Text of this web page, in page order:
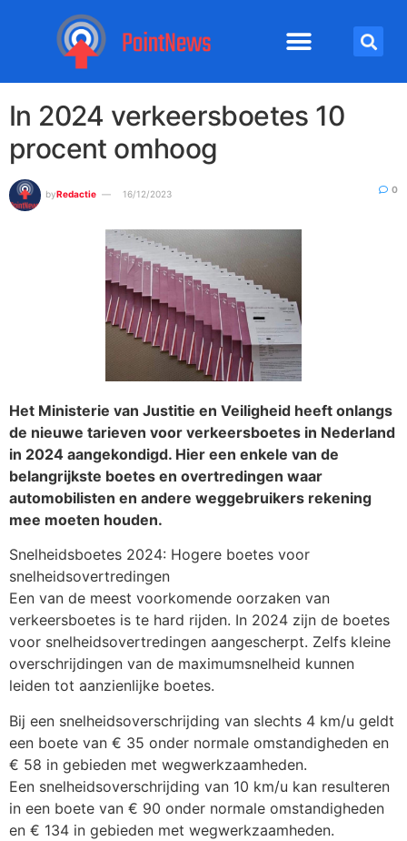
In 2024 verkeersboetes 10
procent omhoog
byRedactie 16/12/2023 0
Het Ministerie van Justitie en Veiligheid heeft onlangs
de nieuwe tarieven voor verkeersboetes in Nederland
in 2024 aangekondigd. Hier een enkele van de
belangrijkste boetes en overtredingen waar
automobilisten en andere weggebruikers rekening
mee moeten houden.
Snelheidsboetes 2024: Hogere boetes voor
snelheidsovertredingen
Een van de meest voorkomende oorzaken van
verkeersboetes is te hard rijden. In 2024 zijn de boetes
voor snelheidsovertredingen aangescherpt. Zelfs kleine
overschrijdingen van de maximumsnelheid kunnen
leiden tot aanzienlijke boetes.
Bij een snelheidsoverschrijding van slechts 4 km/u geldt
een boete van € 35 onder normale omstandigheden en
€ 58 in gebieden met wegwerkzaamheden.
Een snelheidsoverschrijding van 10 km/u kan resulteren
in een boete van € 90 onder normale omstandigheden
en € 134 in gebieden met wegwerkzaamheden.